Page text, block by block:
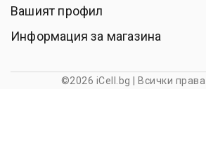
Вашият профил
Информация за магазина
©2026 iCell.bg | Всички